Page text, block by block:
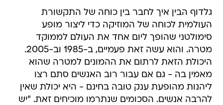
גלדוף הבין איך לחבר בין כוחה של התקשורת
העולמית לכוחה של המוזיקה כדי ליצור מופע
סימולטני שהופך ליום אחד את העולם לממוקד
מטרה. והוא עשה זאת פעמיים, ב-1985 וב-2005.
היכולת הזאת לרתום את ההמונים למטרה שהוא
מאמין בה - גם אם עבור רוב האנשים סתם רצו
ליהנות מהופעת ענק טובה בחינם - היא יכולת שאין
להרבה אנשים. הסכומים שנתרמו מוכיחים זאת. "יש